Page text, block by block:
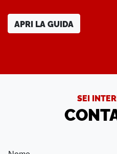
APRI LA GUIDA
SEI